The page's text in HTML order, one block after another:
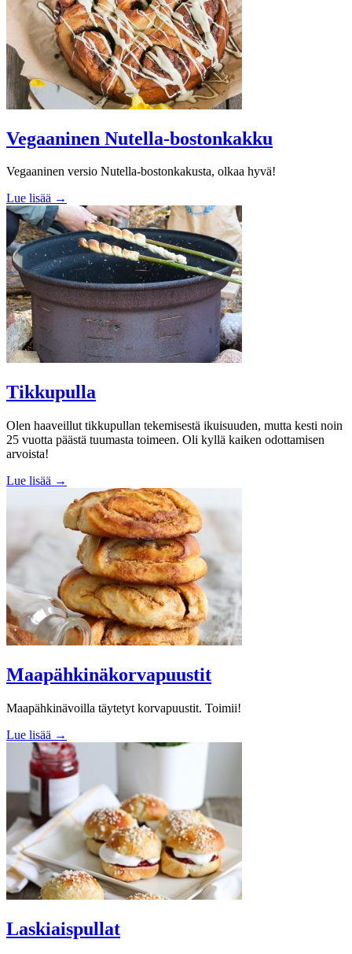
Vegaaninen Nutella-bostonkakku
Vegaaninen versio Nutella-bostonkakusta, olkaa hyvä!
Lue lisää →
Tikkupulla
Olen haaveillut tikkupullan tekemisestä ikuisuuden, mutta kesti noin
25 vuotta päästä tuumasta toimeen. Oli kyllä kaiken odottamisen
arvoista!
Lue lisää →
Maapähkinäkorvapuustit
Maapähkinävoilla täytetyt korvapuustit. Toimii!
Lue lisää →
Laskiaispullat